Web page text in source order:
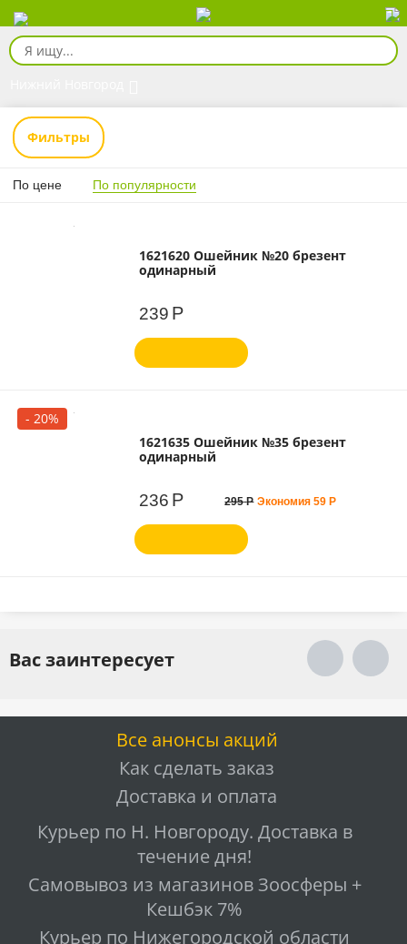
Фильтры
По цене По популярности
1621620 Ошейник №20 брезент
одинарный
239 Р
- 20%
1621635 Ошейник №35 брезент
одинарный
236 Р 295 Р Экономия59 Р
Вас заинтересует
Все анонсы акций
Как сделать заказ
Доставка и оплата
Курьер по Н. Новгороду. Доставка в
течение дня!
Самовывоз из магазинов Зоосферы +
Кешбэк 7%
Курьер по Нижегородской области